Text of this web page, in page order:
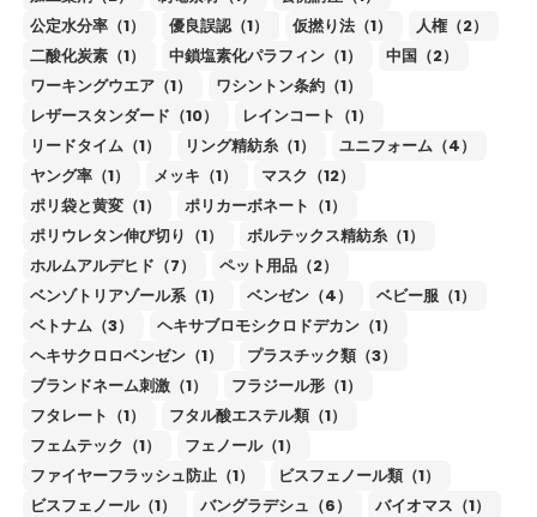
公定水分率（1）
優良誤認（1） 仮撚り法（1）
人権（2）
二酸化炭素（1）
中鎖塩素化パラフィン（1）
中国（2）
ワーキングウエア（1）
ワシントン条約（1）
レザースタンダード（10）
レインコート（1）
リードタイム（1）
リング精紡糸（1）
ユニフォーム（4）
ヤング率（1）
メッキ（1）
マスク（12）
ポリ袋と黄変（1）
ポリカーボネート（1）
ポリウレタン伸び切り（1）
ボルテックス精紡糸（1）
ホルムアルデヒド（7）
ペット用品（2）
ベンゾトリアゾール系（1）
ベンゼン（4）
ベビー服（1）
ベトナム（3）
ヘキサブロモシクロドデカン（1）
ヘキサクロロベンゼン（1）
プラスチック類（3）
ブランドネーム刺激（1）
フラジール形（1）
フタレート（1）
フタル酸エステル類（1）
フェムテック（1）
フェノール（1）
ファイヤーフラッシュ防止（1）
ビスフェノール類（1）
ビスフェノール（1）
バングラデシュ（6） バイオマス（1）